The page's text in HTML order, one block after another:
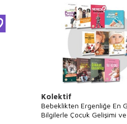
Kolektif
Bebeklikten Ergenliğe En
Bilgilerle Çocuk Gelişimi